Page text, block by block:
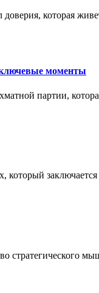
которая
моменты
партии,
который
стратегического